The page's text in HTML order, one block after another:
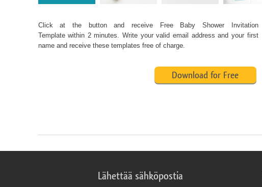
Click at the button and receive Free Baby Shower Invitation
Template within 2 minutes. Write your valid email address and your first
name and receive these templates free of charge.
Download for Free
Lähettää sähköpostia